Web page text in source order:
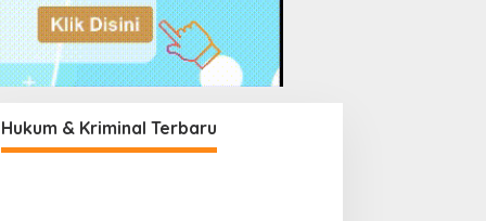
Hukum & Kriminal Terbaru